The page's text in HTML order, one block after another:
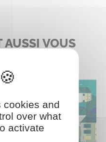
AUSSI VOUS
cookies and
over what
activate